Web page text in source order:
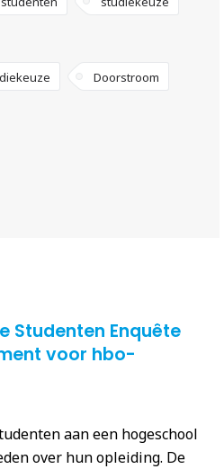
Doorstroom
Studenten Enquête
voor hbo-
aan een hogeschool
over hun opleiding. De